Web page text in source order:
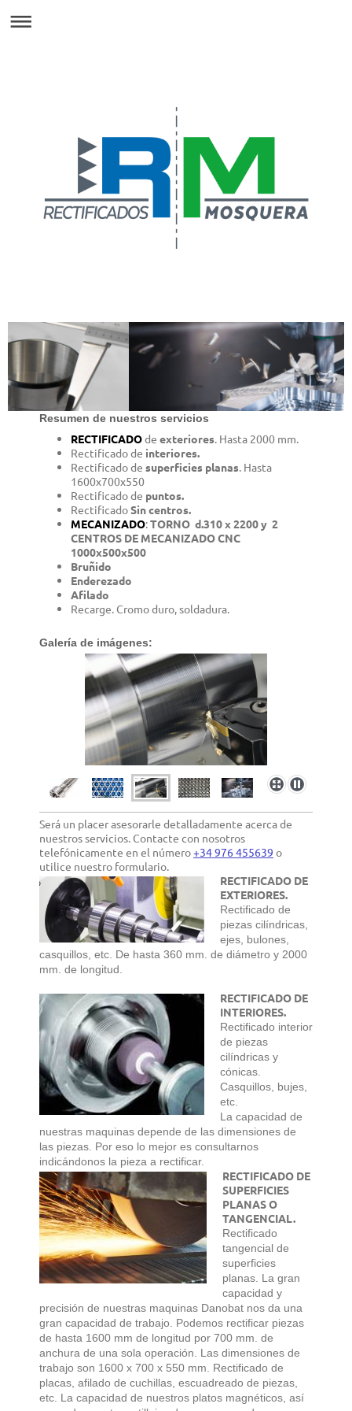
Resumen de nuestros servicios
RECTIFICADOde exteriores. Hasta 2000 mm.
Rectificado de interiores.
Rectificado de superficies planas. Hasta
1600x700x550
Rectificado de puntos.
RectificadoSin centros.
MECANIZADO:TORNO d.310 x 2200 y 2
CENTROS DE MECANIZADO CNC
1000x500x500
Bruñido
Enderezado
Afilado
Recarge. Cromo duro, soldadura.
Galería de imágenes:
Será un placer asesorarle detalladamente acerca de
nuestros servicios. Contacte con nosotros
telefónicamente en el número+34 976 455639 o
utilice nuestro formulario.
RECTIFICADO DE
EXTERIORES.
Rectificado de
piezas cilíndricas,
ejes, bulones,
casquillos, etc. De hasta 360 mm. de diámetro y 2000
mm. de longitud.
RECTIFICADO DE
INTERIORES.
Rectificado interior
de piezas
cilíndricas y
cónicas.
Casquillos, bujes,
etc.
La capacidad de
nuestras maquinas depende de las dimensiones de
las piezas. Por eso lo mejor es consultarnos
indicándonos la pieza a rectificar.
RECTIFICADO DE
SUPERFICIES
PLANAS O
TANGENCIAL.
Rectificado
tangencial de
superficies
planas. La gran
capacidad y
precisión de nuestras maquinas Danobat nos da una
gran capacidad de trabajo. Podemos rectificar piezas
de hasta 1600 mm de longitud por 700 mm. de
anchura de una sola operación. Las dimensiones de
trabajo son 1600 x 700 x 550 mm. Rectificado de
placas, afilado de cuchillas, escuadreado de piezas,
etc. La capacidad de nuestros platos magnéticos, así